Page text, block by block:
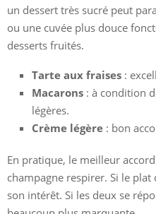
un dessert très sucré peut
ou une cuvée plus douce
desserts fruités.
Tarte aux fraises :
Macarons : à condition
légères.
Crème légère : bon
En pratique, le meilleur
champagne respirer. Si le
son intérêt. Si les deux se